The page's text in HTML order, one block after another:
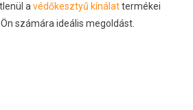
a védőkesztyű kínálattermékei
számára ideális megoldást.